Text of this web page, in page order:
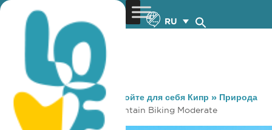
RU
You are here: Home »Откройте для себя Кипр » Природа
» Велоспорт Tochni Mountain Biking Moderate